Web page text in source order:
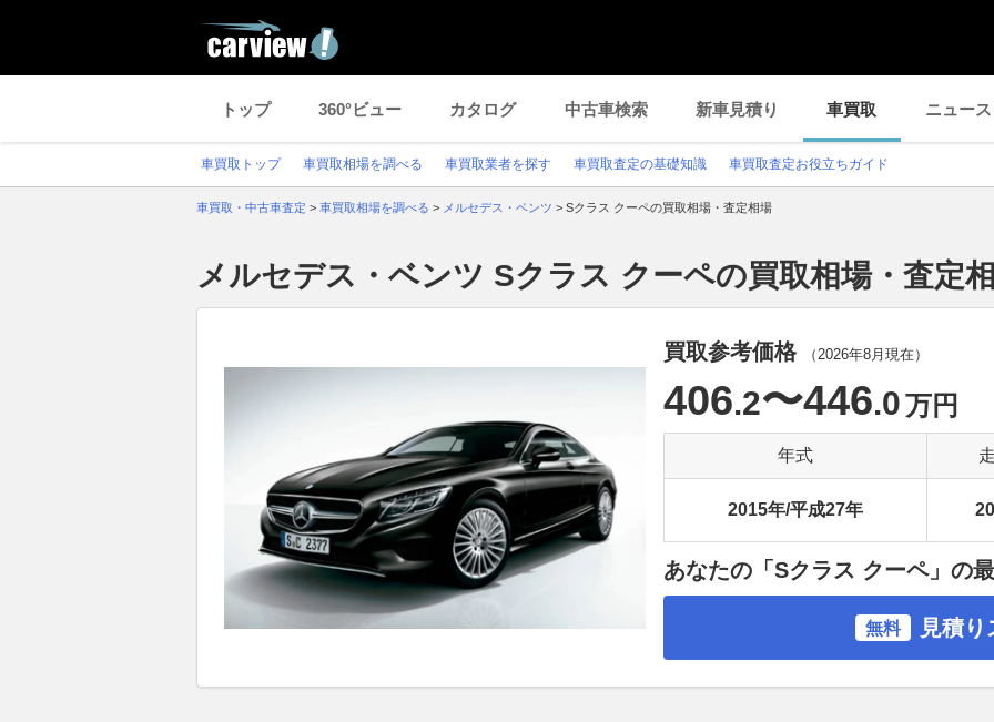
トップ 360°ビュー カタログ 中古車検索 新車見積り 車買取 ニュース
車買取トップ 車買取相場を調べる 車買取業者を探す 車買取査定の基礎知識 車買取査定お役立ちガイド
車買取・中古車査定 > 車買取相場を調べる > メルセデス・ベンツ > Sクラス クーペの買取相場・査定相場
メルセデス・ベンツ Sクラス クーペの買取相場・査定
買取参考価格 （2026年8月 現在）
406.2〜446.0万円
年式
2015年/平成27年
あなたの「Sクラス クーペ」の
無料 見積